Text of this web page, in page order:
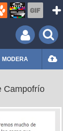
MODERA
Campofrío